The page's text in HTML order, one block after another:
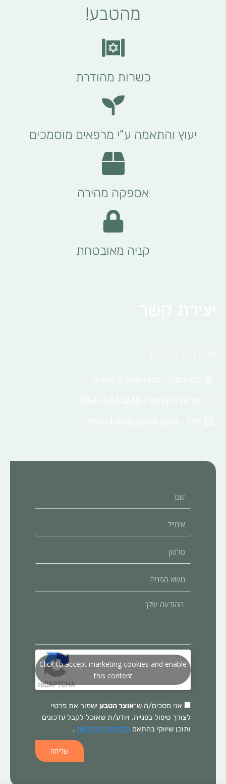
מהטבע!
כשרות מהודרת
יעוץ והתאמה ע"י מרפאים מוסמכים
אספקה מהירה
קניה מאובטחת
הפניה
ההודעה
Click to accept marketing cookies and enable
this content
אני מסכים/ה ש־אוצר הטבע ישמור את פרטיי
לצורך טיפול בפנייה, ויודע/ת שאוכל לקבל עדכונים
ותוכן שיווקי בהתאם למדיניות הפרטיות .
שליחה